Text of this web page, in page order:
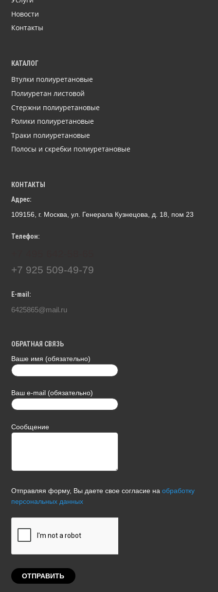
Новости
Контакты
КАТАЛОГ
Втулки полиуретановые
Полиуретан листовой
Стержни полиуретановые
Ролики полиуретановые
Траки полиуретановые
Полосы и скребки полиуретановые
КОНТАКТЫ
Адрес:
109156, г. Москва, ул. Генерала Кузнецова, д. 18, пом 23
Телефон:
+7 925 509-49-79
E-mail:
6425865@mail.ru
ОБРАТНАЯ СВЯЗЬ
Ваше имя (обязательно)
Ваш e-mail (обязательно)
Сообщение
Отправляя форму, Вы даете свое согласие на обработку
персональных данных